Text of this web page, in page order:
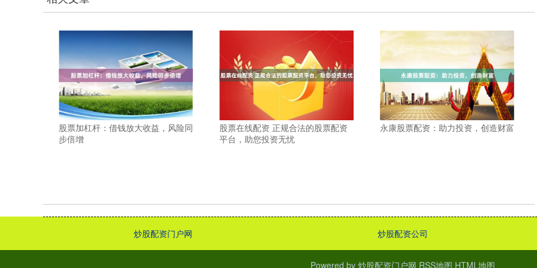
股票加杠杆：借钱放大收益，风险同
步倍增
股票在线配资 正规合法的股票配资
平台，助您投资无忧
永康股票配资：助力投资，创造财富
炒股配资门户网 炒股配资公司
Powered by 炒股配资门户网 RSS地图 HTML地图